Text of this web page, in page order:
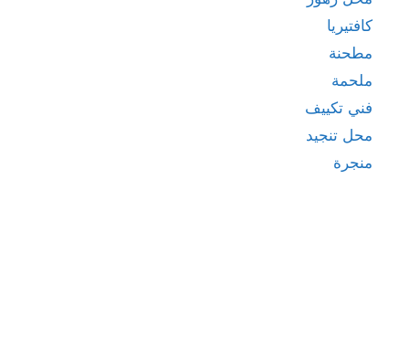
كافتيريا
مطحنة
ملحمة
فني تكييف
محل تنجيد
منجرة